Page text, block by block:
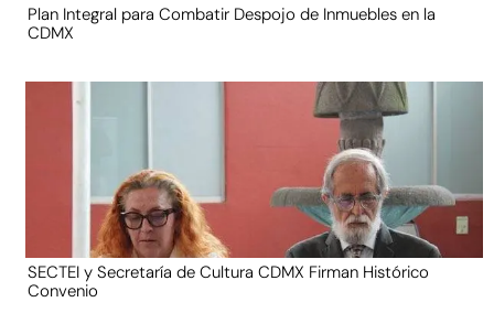
Plan Integral para Combatir Despojo de Inmuebles en la
CDMX
SECTEI y Secretaría de Cultura CDMX Firman Histórico
Convenio